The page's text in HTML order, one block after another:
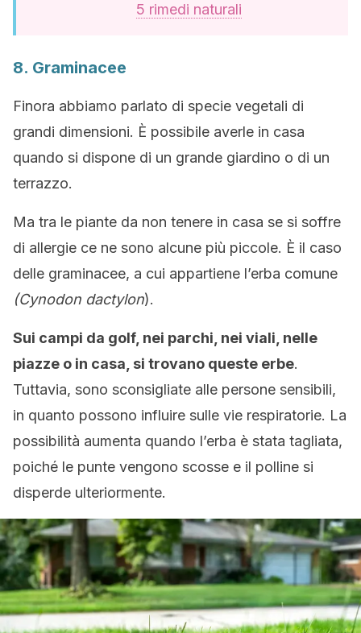
5 rimedi naturali
8. Graminacee
Finora abbiamo parlato di specie vegetali di
grandi dimensioni. È possibile averle in casa
quando si dispone di un grande giardino o di un
terrazzo.
Ma tra le piante da non tenere in casa se si soffre
di allergie ce ne sono alcune più piccole. È il caso
delle graminacee, a cui appartiene l’erba comune
(Cynodon dactylon).
Sui campi da golf, nei parchi, nei viali, nelle
piazze o in casa, si trovano queste erbe.
Tuttavia, sono sconsigliate alle persone sensibili,
in quanto possono influire sulle vie respiratorie. La
possibilità aumenta quando l’erba è stata tagliata,
poiché le punte vengono scosse e il polline si
disperde ulteriormente.